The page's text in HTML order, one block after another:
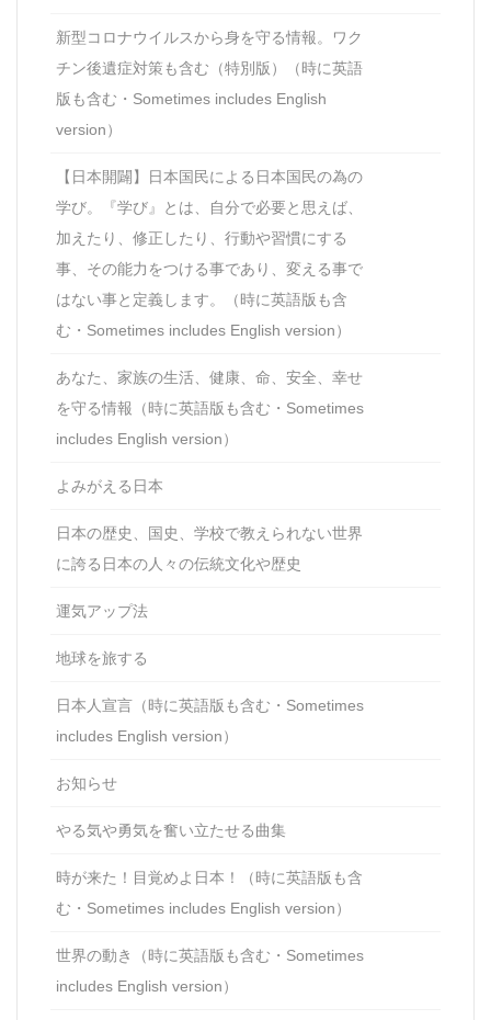
新型コロナウイルスから身を守る情報。ワク
チン後遺症対策も含む（特別版）（時に英語
版も含む・Sometimes includes English
version）
【日本開闢】日本国民による日本国民の為の
学び。『学び』とは、自分で必要と思えば、
加えたり、修正したり、行動や習慣にする
事、その能力をつける事であり、変える事で
はない事と定義します。（時に英語版も含
む・Sometimes includes English version）
あなた、家族の生活、健康、命、安全、幸せ
を守る情報（時に英語版も含む・Sometimes
includes English version）
よみがえる日本
日本の歴史、国史、学校で教えられない世界
に誇る日本の人々の伝統文化や歴史
運気アップ法
地球を旅する
日本人宣言（時に英語版も含む・Sometimes
includes English version）
お知らせ
やる気や勇気を奮い立たせる曲集
時が来た！目覚めよ日本！（時に英語版も含
む・Sometimes includes English version）
世界の動き（時に英語版も含む・Sometimes
includes English version）